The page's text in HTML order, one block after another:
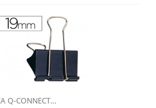
Q-CONNECT...